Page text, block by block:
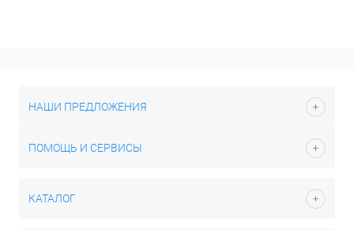
НАШИ ПРЕДЛОЖЕНИЯ
ПОМОЩЬ И СЕРВИСЫ
КАТАЛОГ